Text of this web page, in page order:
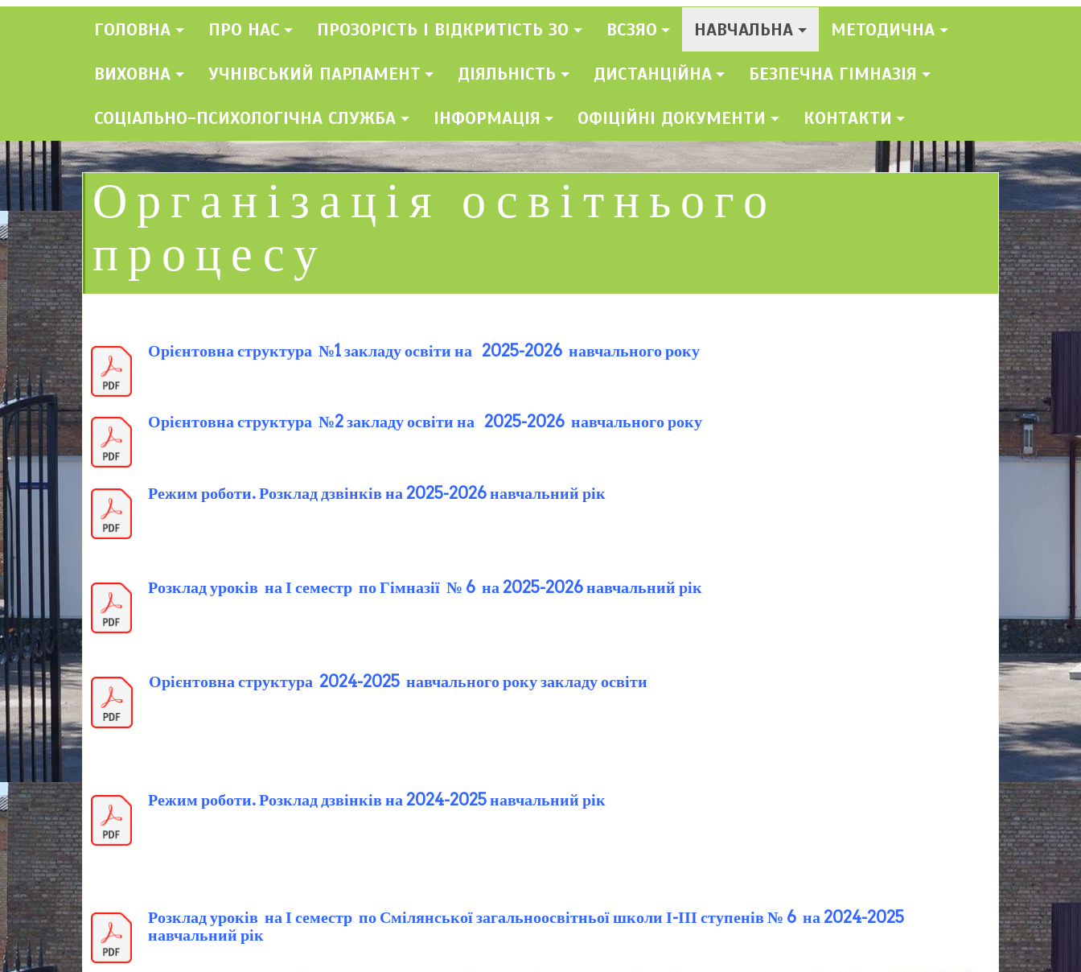
ГОЛОВНА ПРО НАС ПРОЗОРІСТЬ І ВІДКРИТІСТЬ ЗО ВСЗЯО НАВЧАЛЬНА МЕТОДИЧНА
ВИХОВНА УЧНІВСЬКИЙ ПАРЛАМЕНТ ДІЯЛЬНІСТЬ ДИСТАНЦІЙНА БЕЗПЕЧНА ГІМНАЗІЯ
СОЦІАЛЬНО-ПСИХОЛОГІЧНА СЛУЖБА ІНФОРМАЦІЯ ОФІЦІЙНІ ДОКУМЕНТИ КОНТАКТИ
Організація освітнього
процесу
Орієнтовна структура №1 закладу освіти на 2025-2026 навчального року
Орієнтовна структура №2 закладу освіти на 2025-2026 навчального року
Режим роботи. Розклад дзвінків на 2025-2026 навчальний рік
Розклад уроків на І семестр по Гімназії № 6 на 2025-2026 навчальний рік
Орієнтовна структура 2024-2025 навчального року закладу освіти
Режим роботи. Розклад дзвінків на 2024-2025 навчальний рік
Розклад уроків на І семестр по Смілянської загальноосвітньої школи І-ІІІ ступенів № 6 на 2024-2025
навчальний рік